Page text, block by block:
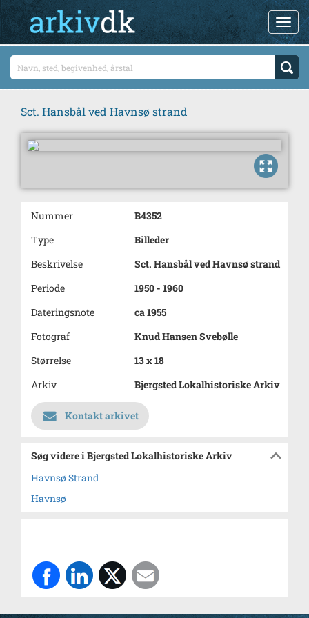
Sct. Hansbål ved Havnsø strand
Nummer
B4352
Type
Billeder
Beskrivelse
Sct. Hansbål ved Havnsø strand
Periode
1950 - 1960
Dateringsnote
ca 1955
Fotograf
Knud Hansen Svebølle
Størrelse
13 x 18
Arkiv
Bjergsted Lokalhistoriske Arkiv
Kontakt arkivet
Søg videre i Bjergsted Lokalhistoriske Arkiv
Havnsø Strand
Havnsø